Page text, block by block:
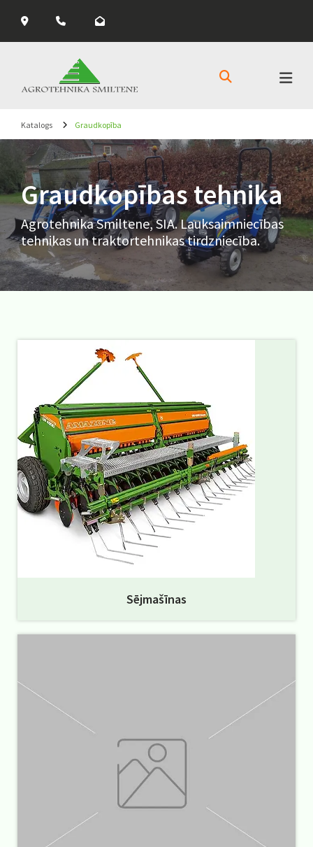
  
Katalogs Graudkopība
Graudkopības tehnika
Agrotehnika Smiltene, SIA. Lauksaimniecības
tehnikas un traktortehnikas tirdzniecība.
Sējmašīnas